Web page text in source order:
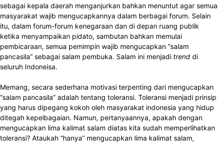
sebagai kepala daerah menganjurkan bahkan menuntut agar semua
masyarakat wajib mengucapkannya dalam berbagai forum. Selain
itu, dalam forum-forum kenegaraan dan di depan ruang publik
ketika menyampaikan pidato, sambutan bahkan memulai
pembicaraan, semua pemimpin wajib mengucapkan “salam
pancasila” sebagai salam pembuka. Salam ini menjadi trend di
seluruh Indoneisa.
Memang, secara sederhana motivasi terpenting dari mengucapkan
“salam pancasila” adalah tentang toleransi. Toleransi menjadi prinsip
yang harus dipegang kokoh oleh masyarakat indonesia yang hidup
ditegah kepelbagaian. Namun, pertanyaannya, apakah dengan
mengucapkan lima kalimat salam diatas kita sudah memperlihatkan
toleransi? Ataukah “hanya” mengucapkan lima kalimat salam,